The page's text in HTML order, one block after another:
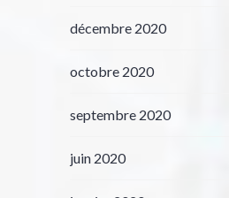
décembre 2020
octobre 2020
septembre 2020
juin 2020